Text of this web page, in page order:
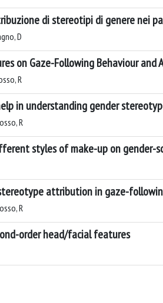
di stereotipi di genere nei
D
on Gaze-Following Behaviour and
R
in understanding gender
R
styles of make-up on gender-
attribution in gaze-
R
order head/facial features